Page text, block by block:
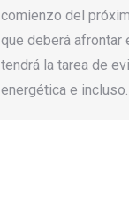
comienzo del
que deberá afrontar
tendrá la tarea de
energética e